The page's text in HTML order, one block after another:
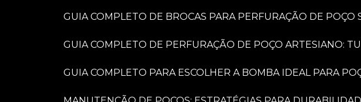
GUIA COMPLETO DE BROCAS PARA PERFURAÇÃO DE
GUIA COMPLETO DE PERFURAÇÃO DE POÇO ARTESIANO:
GUIA COMPLETO PARA ESCOLHER A BOMBA IDEAL PARA